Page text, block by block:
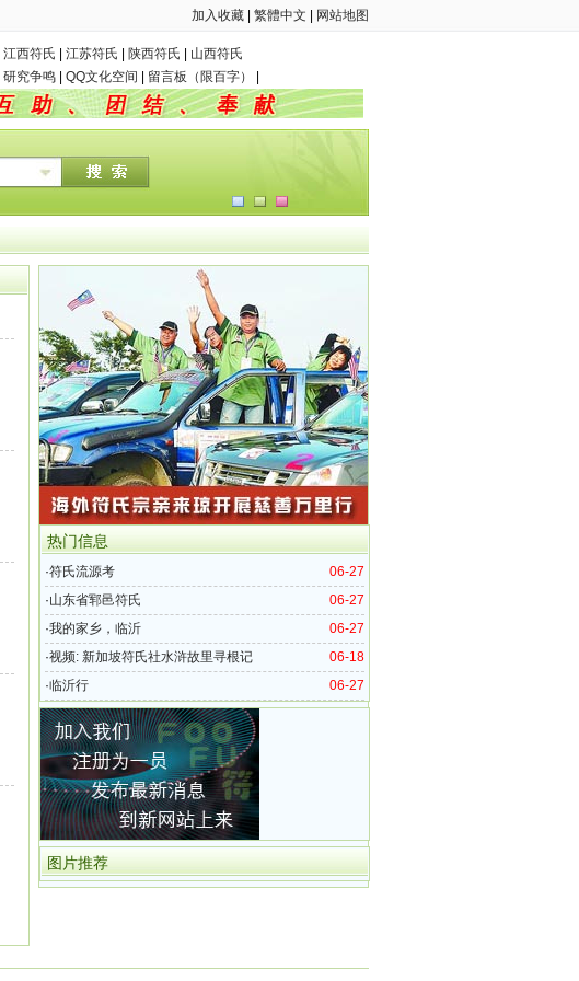
加入收藏 繁體中文 网站地图
江西符氏 江苏符氏 陕西符氏
山西符氏
研究争鸣 QQ文化空间 留言板（限百字）
热门信息
06-27
·符氏流源考
06-27
·山东省郓邑符氏
06-27
·我的家乡，临沂
06-18
·视频: 新加坡符氏社水浒故里寻根记
06-27
·临沂行
图片推荐